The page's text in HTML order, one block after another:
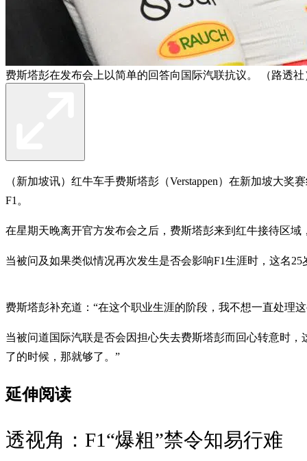
费斯塔彭在发布会上以简单的回答向国际汽联抗议。 （路透社
（新加坡讯）红牛车手费斯塔彭（Verstappen）在新加坡大
F1。
在星期天晚离开官方发布会之后，费斯塔彭来到红牛接待区
当被问及如果类似情况再次发生是否会影响F1生涯时，这名
费斯塔彭补充道：“在这个职业生涯的阶段，我不想一直处理
当被问道国际汽联是否会因担心失去费斯塔彭而回心转意时
了的时候，那就够了。”
延伸阅读
透视角：F1“爆粗”禁令知易行难